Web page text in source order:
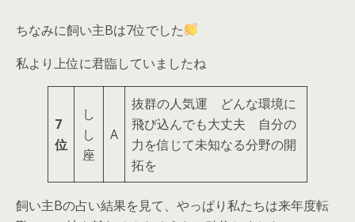
ちなみに飼い主Bは7位でした
私より上位に君臨していましたね
7
位
し
し
座
A
抜群の人気運 どんな環境に
飛び込んでも大丈夫 自分の
力を信じて未知なる分野の開
拓を
飼い主Bの占い結果を見て、やっぱり私たちは来年度転